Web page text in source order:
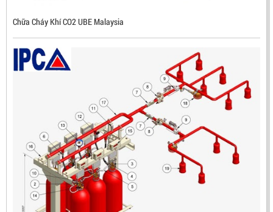
ĐẦU BÁO LỬA CHỐNG NỔ IR3- DX500 (MEKASENTRON
Chữa Cháy Khí CO2 UBE Malaysia